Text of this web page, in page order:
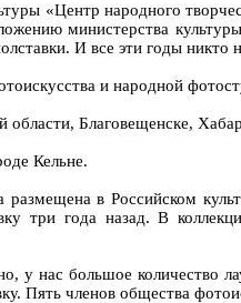
«Центр народного
министерства
И все эти годы никто
и народной
Благовещенске,
Кельне.
в Российском
три года назад. В
у нас большое
Пять членов общества